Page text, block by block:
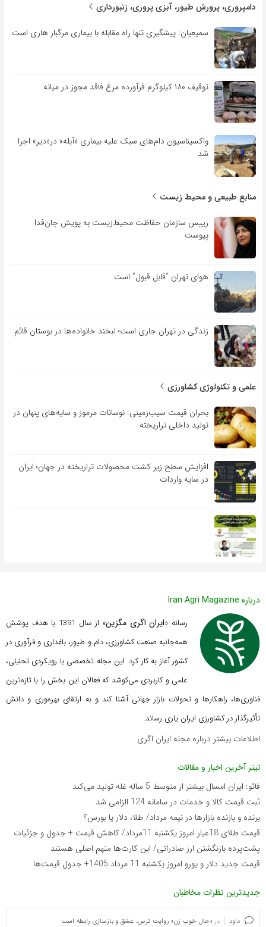
دامپروری، پرورش طیور، آبزی پروری، زنبورداری
سمیعیان: پیشگیری تنها راه مقابله با بیماری مرگبار هاری است
توقیف ۱۸۰ کیلوگرم فرآورده مرغ فاقد مجوز در میانه
واکسیناسیون دام‌های سبک علیه بیماری «آبله» در«دیر» اجرا
شد
منابع طبیعی و محیط زیست
رییس سازمان حفاظت محیط‌زیست به پویش جان‌فدا
پیوست
هوای تهران “قابل قبول” است
زندگی در تهران جاری است؛ لبخند خانواده‌ها در بوستان قائم
علمی و تکنولوژی کشاورزی
بحران قیمت سیب‌زمینی: نوسانات مرموز و سایه‌های پنهان در
تولید داخلی تراریخته
افزایش سطح زیر کشت محصولات تراریخته در جهان؛ ایران
در سایه واردات
درباره Iran Agri Magazine
رسانه «ایران اگری مگزین
» از سال 1391 با هدف پوشش
همه‌جانبه صنعت کشاورزی، دام و طیور، باغداری و فرآوری در
کشور آغاز به کار کرد. این مجله تخصصی با رویکردی تحلیلی،
علمی و کاربردی می‌کوشد که فعالان این بخش را با تازه‌ترین
فناوری‌ها، راهکارها و تحولات بازار جهانی آشنا کند و به ارتقای بهره‌وری و دانش
تأثیرگذار در کشاورزی ایران یاری رساند.
اطلاعات بیشتر درباره مجله ایران اگری
تیتر آخرین اخبار و مقالات
فائو: ایران امسال بیشتر از متوسط 5 ساله غله تولید می‌کند
ثبت قیمت کالا و خدمات در سامانه 124 الزامی شد
برنده‌ و بازنده بازارها در نیمه مرداد/ طلا، دلار یا بورس؟
قیمت طلای 18عیار امروز یکشنبه 11مرداد/ کاهش قیمت + جدول و جزئیات
پشت‌پرده بازنگشتن ارز صادراتی/ این کارت‌ها متهم اصلی هستند
قیمت جدید دلار و یورو امروز یکشنبه 11 مرداد 1405+ جدول قیمت‌ها
جدیدترین نظرات مخاطبان
داود در «حال خوب زن» روایت ترس، عشق و بازسازی رابطه است